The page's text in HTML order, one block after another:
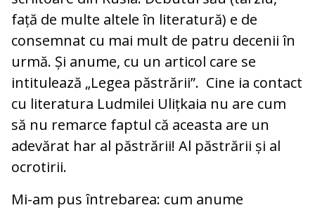
față de multe altele în literatură) e de
consemnat cu mai mult de patru decenii în
urmă. Și anume, cu un articol care se
intitulează „Legea păstrării”. Cine ia contact
cu literatura Ludmilei Ulițkaia nu are cum
să nu remarce faptul că aceasta are un
adevărat har al păstrării! Al păstrării și al
ocrotirii.
Mi-am pus întrebarea: cum anume